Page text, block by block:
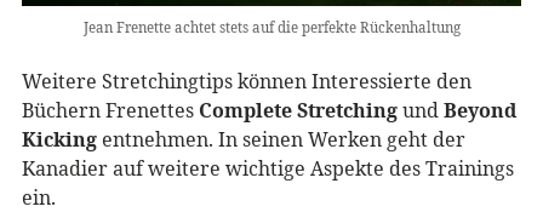
Jean Frenette achtet stets auf die perfekte Rückenhaltung
Weitere Stretchingtips können Interessierte den
Büchern Frenettes Complete StretchingundBeyond
Kicking entnehmen. In seinen Werken geht der
Kanadier auf weitere wichtige Aspekte des Trainings
ein.